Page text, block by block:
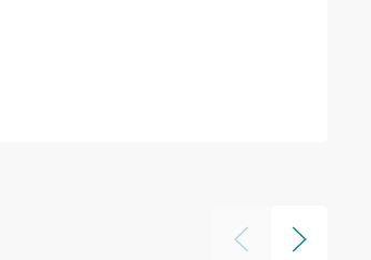
Gridcloth доступен в любом